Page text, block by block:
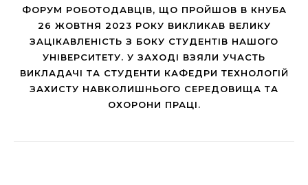
ФОРУМ РОБОТОДАВЦІВ, ЩО ПРОЙШОВ В КНУБА
26 ЖОВТНЯ 2023 РОКУ ВИКЛИКАВ ВЕЛИКУ
ЗАЦІКАВЛЕНІСТЬ З БОКУ СТУДЕНТІВ НАШОГО
УНІВЕРСИТЕТУ. У ЗАХОДІ ВЗЯЛИ УЧАСТЬ
ВИКЛАДАЧІ ТА СТУДЕНТИ КАФЕДРИ ТЕХНОЛОГІЙ
ЗАХИСТУ НАВКОЛИШНЬОГО СЕРЕДОВИЩА ТА
ОХОРОНИ ПРАЦІ.